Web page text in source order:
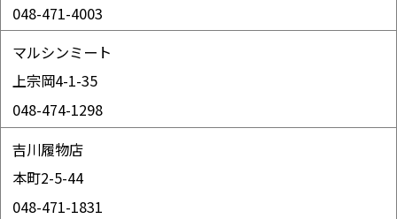
048-471-4003
マルシンミート
上宗岡4-1-35
048-474-1298
吉川履物店
本町2-5-44
048-471-1831